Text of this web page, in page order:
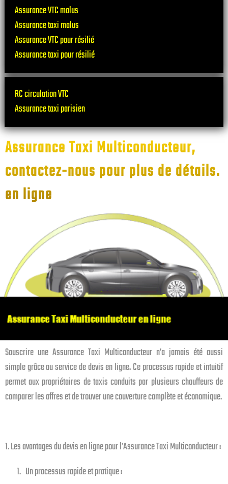
Assurance VTC malus
Assurance taxi malus
Assurance VTC pour résilié
Assurance taxi pour résilié
RC circulation VTC
Assurance taxi parisien
Assurance Taxi Multiconducteur,
contactez-nous pour plus de détails.
en ligne
Souscrire une Assurance Taxi Multiconducteur n’a jamais été aussi
simple grâce au service de devis en ligne. Ce processus rapide et intuitif
permet aux propriétaires de taxis conduits par plusieurs chauffeurs de
comparer les offres et de trouver une couverture complète et économique.
1. Les avantages du devis en ligne pour l’Assurance Taxi Multiconducteur :
1. Un processus rapide et pratique :